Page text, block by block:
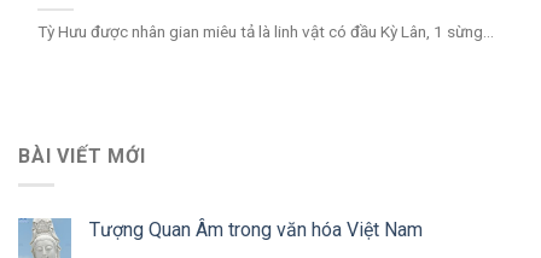
Tỳ Hưu được nhân gian miêu tả là linh vật có đầu Kỳ Lân, 1 sừng...
BÀI VIẾT MỚI
Tượng Quan Âm trong văn hóa Việt Nam